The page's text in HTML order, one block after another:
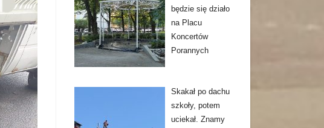
będzie się działo
na Placu
Koncertów
Porannych
Skakał po dachu
szkoły, potem
uciekał. Znamy